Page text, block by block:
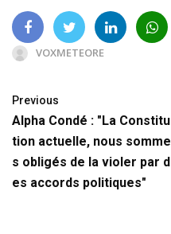
VOXMETEORE
Previous
Alpha Condé : "La Constitu
tion actuelle, nous somme
s obligés de la violer par d
es accords politiques"